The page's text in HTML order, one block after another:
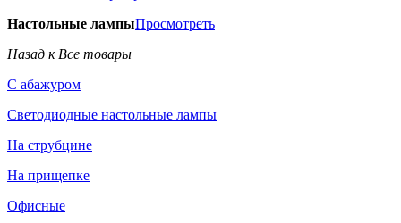
Настольные лампыПросмотреть
Назад к Все товары
С абажуром
Светодиодные настольные лампы
На струбцине
На прищепке
Офисные